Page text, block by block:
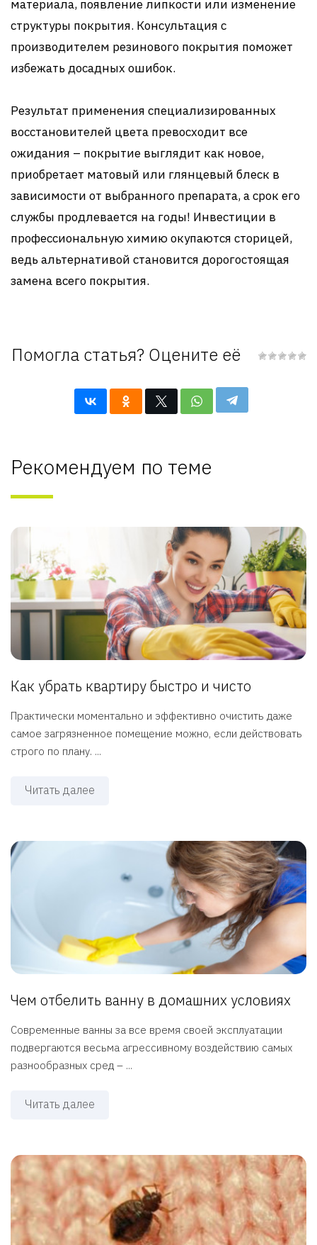
материала, появление липкости или изменение
структуры покрытия. Консультация с
производителем резинового покрытия поможет
избежать досадных ошибок.
Результат применения специализированных
восстановителей цвета превосходит все
ожидания – покрытие выглядит как новое,
приобретает матовый или глянцевый блеск в
зависимости от выбранного препарата, а срок его
службы продлевается на годы! Инвестиции в
профессиональную химию окупаются сторицей,
ведь альтернативой становится дорогостоящая
замена всего покрытия.
Помогла статья? Оцените её
Рекомендуем по теме
Как убрать квартиру быстро и чисто
Практически моментально и эффективно очистить даже
самое загрязненное помещение можно, если действовать
строго по плану. ...
Читать далее
Чем отбелить ванну в домашних условиях
Современные ванны за все время своей эксплуатации
подвергаются весьма агрессивному воздействию самых
разнообразных сред – ...
Читать далее